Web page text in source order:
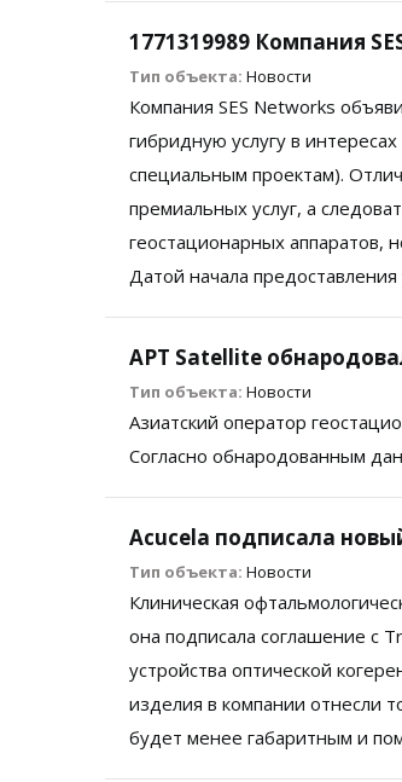
1771319989 Компания
Тип объекта: Новости
Компания SES Networks
гибридную услугу в
специальным проектам).
премиальных услуг, а
геостационарных аппаратов,
Датой начала
APT Satellite
Тип объекта: Новости
Азиатский оператор
Согласно обнародованным
Acucela подписала
Тип объекта: Новости
Клиническая
она подписала соглашение с
устройства оптической
изделия в компании отнесли
будет менее габаритным и